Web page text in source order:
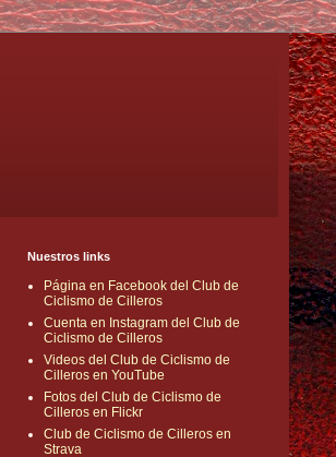
Nuestros links
Página en Facebook del Club de
Ciclismo de Cilleros
Cuenta en Instagram del Club de
Ciclismo de Cilleros
Videos del Club de Ciclismo de
Cilleros en YouTube
Fotos del Club de Ciclismo de
Cilleros en Flickr
Club de Ciclismo de Cilleros en
Strava